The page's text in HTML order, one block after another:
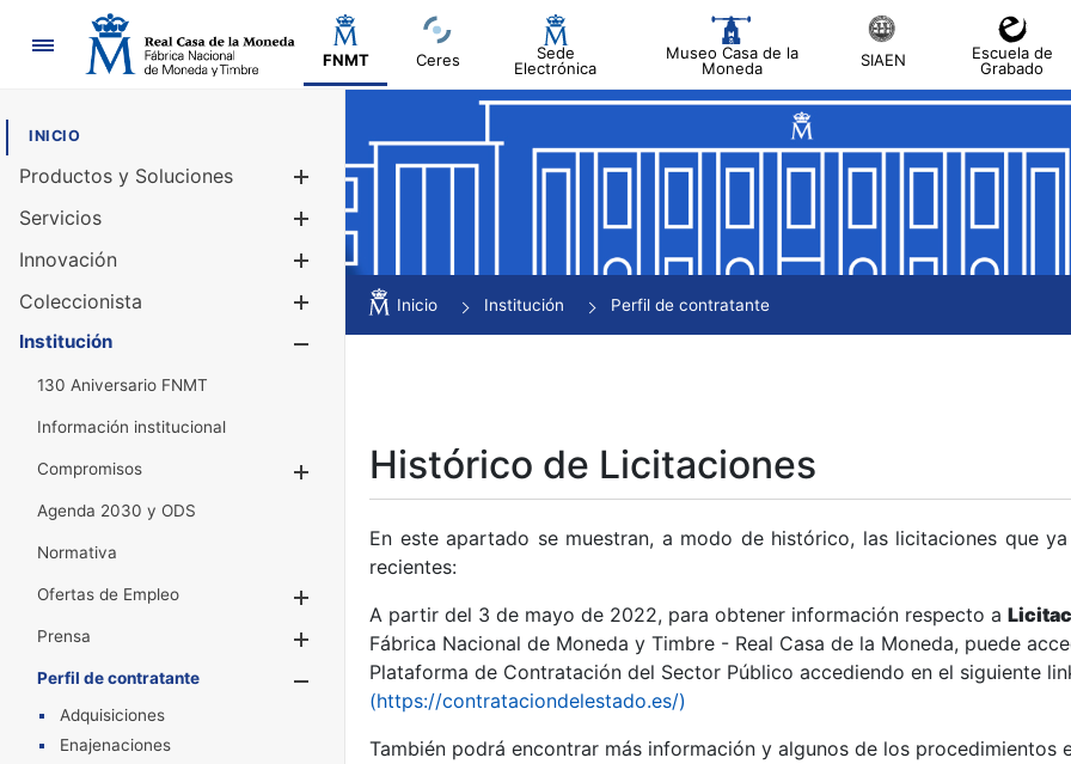
Navegación
FNMT Ceres
Sede
Electrónica
Museo Casa de la
Moneda
SIAEN
Escuela de
Grabado
INICIO
Productos y Soluciones
Mostrar/Ocultar
Servicios
Innovación
Coleccionista
Mostrar/Ocultar
Institución
130 Aniversario FNMT
Información institucional
Compromisos
Mostrar/Ocultar
Agenda 2030 y ODS
Normativa
Ofertas de Empleo
Prensa
Mostrar/Ocultar
Perfil de contratante
Mostrar/Ocultar
Adquisiciones
Enajenaciones
Inicio Institución Perfil de contratante
Histórico de Licitaciones
En este apartado se muestran, a modo de histórico, las licitaciones que
recientes:
A partir del 3 de mayo de 2022, para obtener información respecto a
Fábrica Nacional de Moneda y Timbre - Real Casa de la Moneda, puede
Plataforma de Contratación del Sector Público accediendo en el siguiente
(https://contrataciondelestado.es/)
También podrá encontrar más información y algunos de los procedimientos